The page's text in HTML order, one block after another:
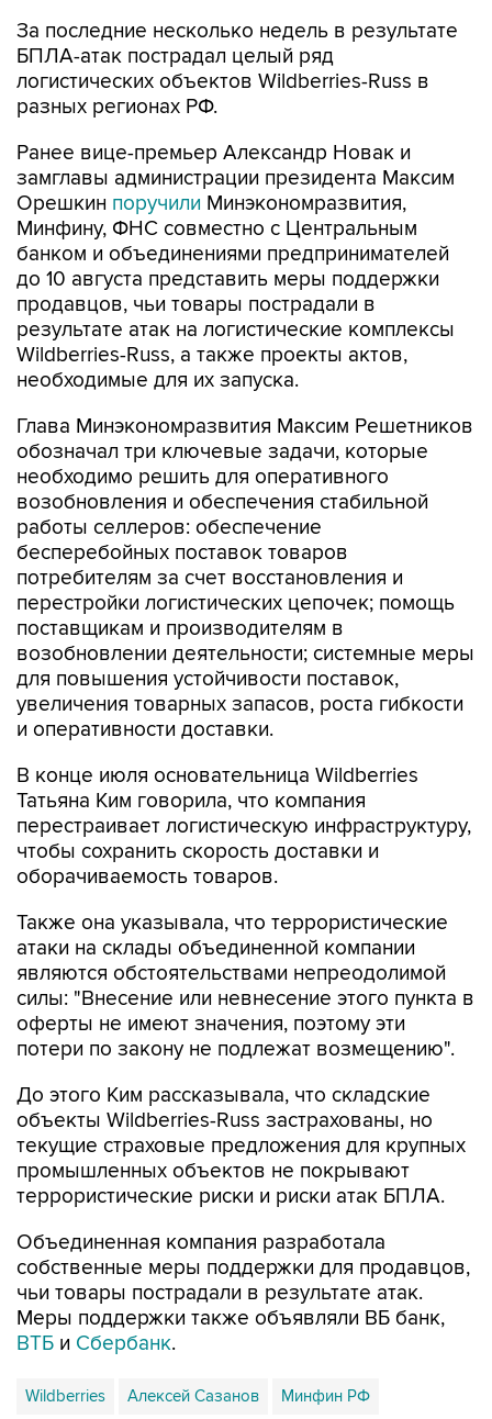
За последние несколько недель в результате
БПЛА-атак пострадал целый ряд
логистических объектов Wildberries-Russ в
разных регионах РФ.
Ранее вице-премьер Александр Новак и
замглавы администрации президента Максим
Орешкин поручили Минэкономразвития,
Минфину, ФНС совместно с Центральным
банком и объединениями предпринимателей
до 10 августа представить меры поддержки
продавцов, чьи товары пострадали в
результате атак на логистические комплексы
Wildberries-Russ, а также проекты актов,
необходимые для их запуска.
Глава Минэкономразвития Максим Решетников
обозначал три ключевые задачи, которые
необходимо решить для оперативного
возобновления и обеспечения стабильной
работы селлеров: обеспечение
бесперебойных поставок товаров
потребителям за счет восстановления и
перестройки логистических цепочек; помощь
поставщикам и производителям в
возобновлении деятельности; системные меры
для повышения устойчивости поставок,
увеличения товарных запасов, роста гибкости
и оперативности доставки.
В конце июля основательница Wildberries
Татьяна Ким говорила, что компания
перестраивает логистическую инфраструктуру,
чтобы сохранить скорость доставки и
оборачиваемость товаров.
Также она указывала, что террористические
атаки на склады объединенной компании
являются обстоятельствами непреодолимой
силы: "Внесение или невнесение этого пункта в
оферты не имеют значения, поэтому эти
потери по закону не подлежат возмещению".
До этого Ким рассказывала, что складские
объекты Wildberries-Russ застрахованы, но
текущие страховые предложения для крупных
промышленных объектов не покрывают
террористические риски и риски атак БПЛА.
Объединенная компания разработала
собственные меры поддержки для продавцов,
чьи товары пострадали в результате атак.
Меры поддержки также объявляли ВБ банк,
ВТБ и Сбербанк.
Wildberries Алексей Сазанов Минфин РФ